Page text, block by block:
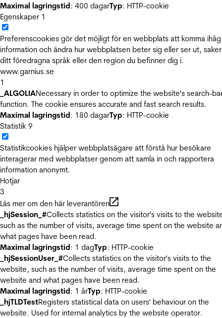
Maximal lagringstid: 400 dagarTyp: HTTP-cookie
Egenskaper 1
Preferenscookies gör det möjligt för en webbplats att komma ihåg
information och ändra hur webbplatsen beter sig eller ser ut,
ditt föredragna språk eller den region du befinner dig i.
www.garnius.se
1
_ALGOLIANecessary in order to optimize the website's search-
function. The cookie ensures accurate and fast search results.
Maximal lagringstid: 180 dagarTyp: HTTP-cookie
Statistik 9
Statistikcookies hjälper webbplatsägare att förstå hur besökare
interagerar med webbplatser genom att samla in och rapportera
information anonymt.
Hotjar
3
Läs mer om den här leverantören
_hjSession_#Collects statistics on the visitor's visits to the
such as the number of visits, average time spent on the website
what pages have been read.
Maximal lagringstid: 1 dagTyp: HTTP-cookie
_hjSessionUser_#Collects statistics on the visitor's visits to the
website, such as the number of visits, average time spent on the
website and what pages have been read.
Maximal lagringstid: 1 årTyp: HTTP-cookie
_hjTLDTestRegisters statistical data on users' behaviour on the
website. Used for internal analytics by the website operator.